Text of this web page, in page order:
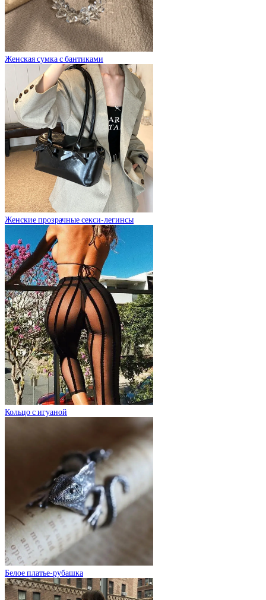
Женская сумка с бантиками
Женские прозрачные секси-легинсы
Кольцо с игуаной
Белое платье-рубашка